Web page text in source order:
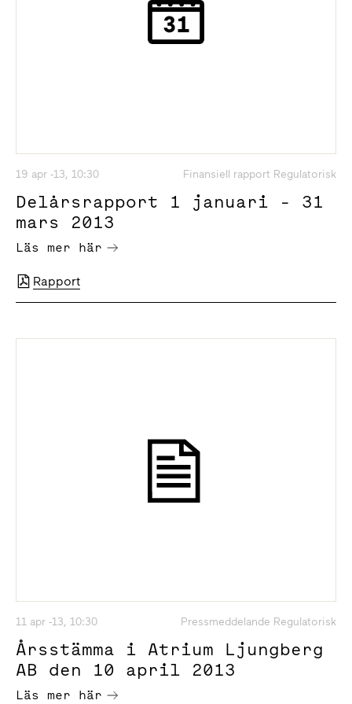
19 apr -13, 10:30 Finansiell rapport Regulatorisk
Delårsrapport 1 januari - 31
mars 2013
Läs mer här
Rapport
11 apr -13, 10:30 Pressmeddelande Regulatorisk
Årsstämma i Atrium Ljungberg
AB den 10 april 2013
Läs mer här